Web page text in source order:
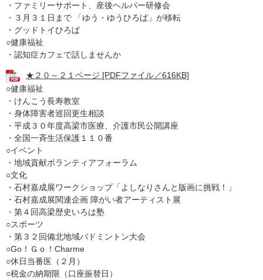
・ファミリーサポート、産後ヘルパー研修会
・３月３１日まで 「ゆう・ゆうひろば」が移転
・グッドトイひろば
○健康福祉
・認知症カフェで話しませんか
★２０～２１ページ [PDFファイル／616KB]
○健康福祉
・けんこう長寿教室
・身体障害者巡回更生相談
・平成３０年度高梁市医療、介護市民公開講座
・全国一斉生活保護１１０番
○イベント
・地域貢献ボランティアフォーラム
○文化
・石村嘉成展ワークショップ「よしなりさんと版画に挑戦！」
・石村嘉成展関連企画 障がい者アーティスト展
・第４回高梁歴史いろは塾
○スポーツ
・第３２回備北地域バドミントン大会
○Go！Ｇｏ！Charme
○休日当番医（２月）
○税金の納期限（口座振替日）